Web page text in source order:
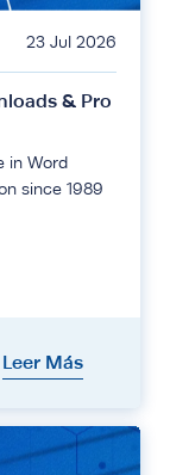
23 Jul 2026
& Pro
in Word
since 1989
Leer Más